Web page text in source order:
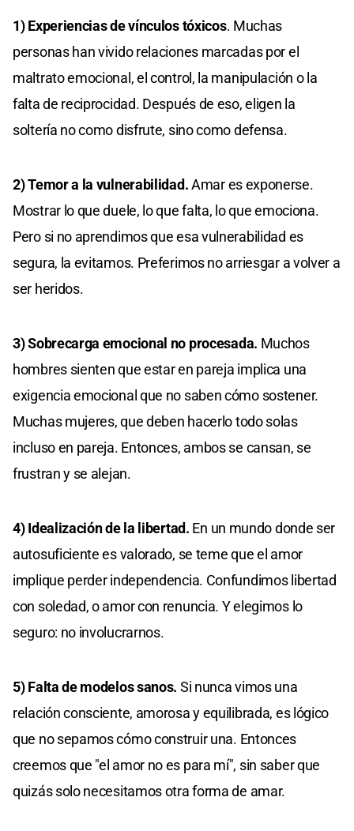
1) Experiencias de vínculos tóxicos. Muchas
personas han vivido relaciones marcadas por el
maltrato emocional, el control, la manipulación o la
falta de reciprocidad. Después de eso, eligen la
soltería no como disfrute, sino como defensa.
2) Temor a la vulnerabilidad.Amar es exponerse.
Mostrar lo que duele, lo que falta, lo que emociona.
Pero si no aprendimos que esa vulnerabilidad es
segura, la evitamos. Preferimos no arriesgar a volver a
ser heridos.
3) Sobrecarga emocional no procesada. Muchos
hombres sienten que estar en pareja implica una
exigencia emocional que no saben cómo sostener.
Muchas mujeres, que deben hacerlo todo solas
incluso en pareja. Entonces, ambos se cansan, se
frustran y se alejan.
4) Idealización de la libertad. En un mundo donde ser
autosuficiente es valorado, se teme que el amor
implique perder independencia. Confundimos libertad
con soledad, o amor con renuncia. Y elegimos lo
seguro: no involucrarnos.
5) Falta de modelos sanos. Si nunca vimos una
relación consciente, amorosa y equilibrada, es lógico
que no sepamos cómo construir una. Entonces
creemos que "el amor no es para mí", sin saber que
quizás solo necesitamos otra forma de amar.